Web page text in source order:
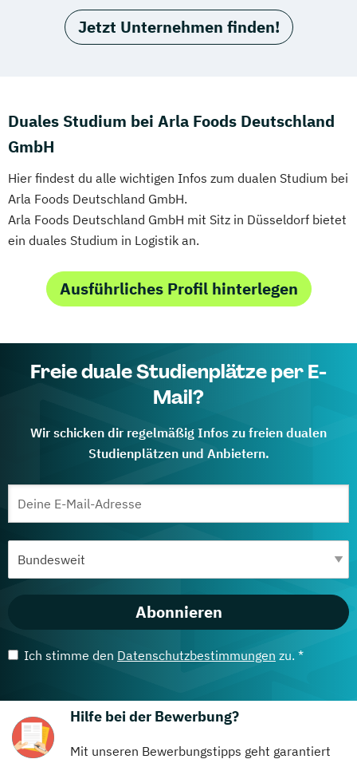
Jetzt Unternehmen finden!
Duales Studium bei Arla Foods Deutschland
GmbH
Hier findest du alle wichtigen Infos zum dualen Studium bei
Arla Foods Deutschland GmbH.
Arla Foods Deutschland GmbH mit Sitz in Düsseldorf bietet
ein duales Studium in Logistik an.
Ausführliches Profil hinterlegen
Freie duale Studienplätze per E-
Mail?
Wir schicken dir regelmäßig Infos zu freien dualen
Studienplätzen und Anbietern.
Abonnieren
Ich stimme den Datenschutzbestimmungen zu. *
Hilfe bei der Bewerbung?
Mit unseren Bewerbungstipps geht garantiert